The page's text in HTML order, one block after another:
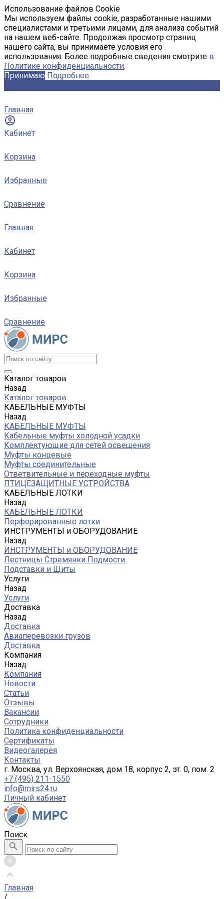
Использование файлов Cookie
Мы используем файлы cookie, разработанные нашими
специалистами и третьими лицами, для анализа событий
на нашем веб-сайте. Продолжая просмотр страниц
нашего сайта, вы принимаете условия его
использования. Более подробные сведения смотрите в
Политике конфиденциальности.
Принимаю Подробнее
Главная
Кабинет
Корзина
Избранные
Сравнение
Главная
Кабинет
Корзина
Избранные
Сравнение
Каталог товаров
Назад
Каталог товаров
КАБЕЛЬНЫЕ МУФТЫ
Назад
КАБЕЛЬНЫЕ МУФТЫ
Кабельные муфты холодной усадки
Комплектующие для сетей освещения
Муфты концевые
Муфты соединительные
Ответвительные и переходные муфты
ПТИЦЕЗАЩИТНЫЕ УСТРОЙСТВА
КАБЕЛЬНЫЕ ЛОТКИ
Назад
КАБЕЛЬНЫЕ ЛОТКИ
Перфорированные лотки
ИНСТРУМЕНТЫ и ОБОРУДОВАНИЕ
Назад
ИНСТРУМЕНТЫ и ОБОРУДОВАНИЕ
Лестницы Стремянки Подмости
Подставки и Щиты
Услуги
Назад
Услуги
Доставка
Назад
Доставка
Авиаперевозки грузов
Доставка
Компания
Назад
Компания
Новости
Статьи
Отзывы
Вакансии
Сотрудники
Политика конфиденциальности
Сертификаты
Видеогалерея
Контакты
г. Москва, ул. Верхоянская, дом 18, корпус 2, эт. 0, пом. 2
+7 (495) 211-1550
info@mirs24.ru
Личный кабинет
Поиск
Главная